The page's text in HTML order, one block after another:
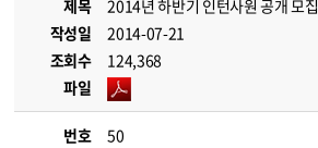
제목
2014년 하반기 인턴사원 공개 모집
작성일
2014-07-21
조회수
124,368
파일
번호
50